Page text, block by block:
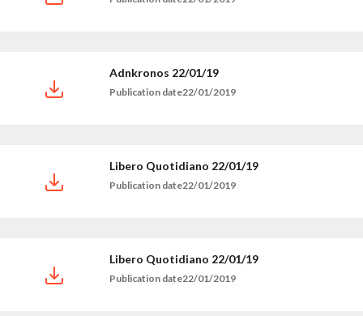
Adnkronos 22/01/19
Publication date22/01/2019
Libero Quotidiano 22/01/19
Publication date22/01/2019
Libero Quotidiano 22/01/19
Publication date22/01/2019